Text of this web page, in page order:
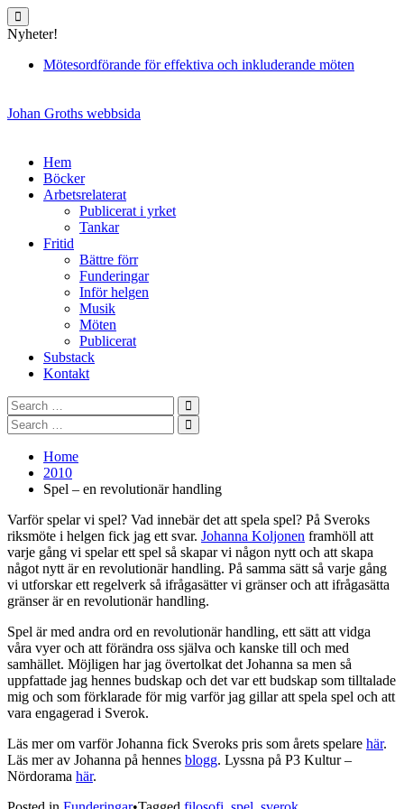
Skip
to
Nyheter!
Mötesordförande för effektiva och inkluderande möten
Johan Groths webbsida
Hem
Böcker
Arbetsrelaterat
Publicerat i yrket
Tankar
Fritid
Bättre förr
Funderingar
Inför helgen
Musik
Möten
Publicerat
Substack
Kontakt
Search
for:
Search
Search
for:
Search
Home
2010
Spel – en revolutionär handling
Varför spelar vi spel? Vad innebär det att spela spel? På Sveroks
riksmöte i helgen fick jag ett svar. Johanna Koljonen framhöll att
varje gång vi spelar ett spel så skapar vi någon nytt och att skapa
något nytt är en revolutionär handling. På samma sätt så varje gång
vi utforskar ett regelverk så ifrågasätter vi gränser och att ifrågasätta
gränser är en revolutionär handling.
Spel är med andra ord en revolutionär handling, ett sätt att vidga
våra vyer och att förändra oss själva och kanske till och med
samhället. Möjligen har jag övertolkat det Johanna sa men så
uppfattade jag hennes budskap och det var ett budskap som tilltalade
mig och som förklarade för mig varför jag gillar att spela spel och att
vara engagerad i Sverok.
Läs mer om varför Johanna fick Sveroks pris som årets spelare här.
Läs mer av Johanna på hennes blogg. Lyssna på P3 Kultur –
Nördorama här.